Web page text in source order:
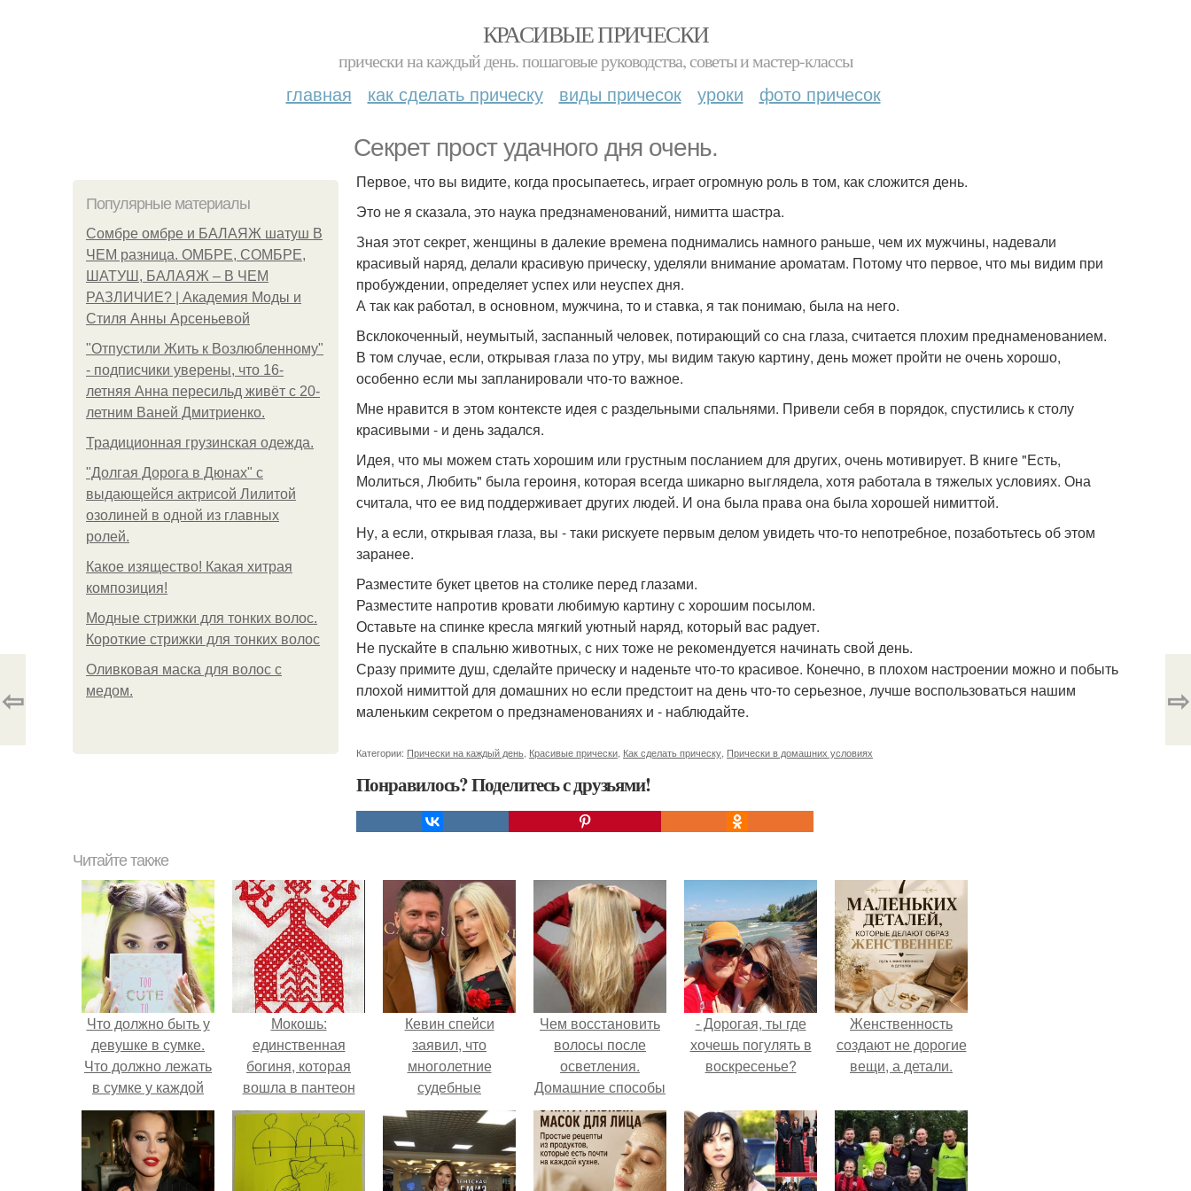
КРАСИВЫЕ ПРИЧЕСКИ
прически на каждый день. пошаговые руководства, советы и мастер-классы
главная как сделать прическу виды причесок уроки фото причесок
Секрет прост удачного дня очень.
Популярные материалы
Сомбре омбре и БАЛАЯЖ шатуш В
ЧЕМ разница. ОМБРЕ, СОМБРЕ,
ШАТУШ, БАЛАЯЖ – В ЧЕМ
РАЗЛИЧИЕ? | Академия Моды и
Стиля Анны Арсеньевой
"Отпустили Жить к Возлюбленному"
- подписчики уверены, что 16-
летняя Анна пересильд живёт с 20-
летним Ваней Дмитриенко.
Традиционная грузинская одежда.
"Долгая Дорога в Дюнах" с
выдающейся актрисой Лилитой
озолиней в одной из главных
ролей.
Какое изящество! Какая хитрая
композиция!
Модные стрижки для тонких волос.
Короткие стрижки для тонких волос
Оливковая маска для волос с
медом.
Первое, что вы видите, когда просыпаетесь, играет огромную роль в том, как сложится день.
Это не я сказала, это наука предзнаменований, нимитта шастра.
Зная этот секрет, женщины в далекие времена поднимались намного раньше, чем их мужчины, надевали
красивый наряд, делали красивую прическу, уделяли внимание ароматам. Потому что первое, что мы видим при
пробуждении, определяет успех или неуспех дня.
А так как работал, в основном, мужчина, то и ставка, я так понимаю, была на него.
Всклокоченный, неумытый, заспанный человек, потирающий со сна глаза, считается плохим преднаменованием.
В том случае, если, открывая глаза по утру, мы видим такую картину, день может пройти не очень хорошо,
особенно если мы запланировали что-то важное.
Мне нравится в этом контексте идея с раздельными спальнями. Привели себя в порядок, спустились к столу
красивыми - и день задался.
Идея, что мы можем стать хорошим или грустным посланием для других, очень мотивирует. В книге "Есть,
Молиться, Любить" была героиня, которая всегда шикарно выглядела, хотя работала в тяжелых условиях. Она
считала, что ее вид поддерживает других людей. И она была права она была хорошей нимиттой.
Ну, а если, открывая глаза, вы - таки рискуете первым делом увидеть что-то непотребное, позаботьтесь об этом
заранее.
Разместите букет цветов на столике перед глазами.
Разместите напротив кровати любимую картину с хорошим посылом.
Оставьте на спинке кресла мягкий уютный наряд, который вас радует.
Не пускайте в спальню животных, с них тоже не рекомендуется начинать свой день.
Сразу примите душ, сделайте прическу и наденьте что-то красивое. Конечно, в плохом настроении можно и побыть
плохой нимиттой для домашних но если предстоит на день что-то серьезное, лучше воспользоваться нашим
маленьким секретом о предзнаменованиях и - наблюдайте.
Категории: Прически на каждый день Красивые прически Как сделать прическу Прически в домашних условиях
Понравилось? Поделитесь с друзьями!
⇦ ⇨
Читайте также
Что должно быть у
девушке в сумке.
Что должно лежать
в сумке у каждой
девушки?
Мокошь:
единственная
богиня, которая
вошла в пантеон
князя Владимира.
Кевин спейси
заявил, что
многолетние
судебные
разбирательства
практически
уничтожили его
состояние.
Чем восстановить
волосы после
осветления.
Домашние способы
восстановления
волос после
осветления
- Дорогая, ты где
хочешь погулять в
воскресенье?
Женственность
создают не дорогие
вещи, а детали.